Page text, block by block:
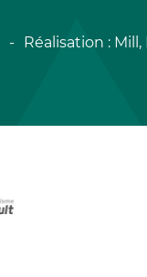
Réalisation : Mill,